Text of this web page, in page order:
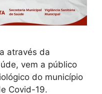
através da
vem a público
do município
Covid-19.